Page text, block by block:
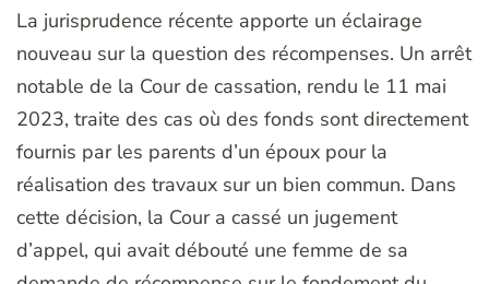
La jurisprudence récente apporte un éclairage
nouveau sur la question des récompenses. Un arrêt
notable de la Cour de cassation, rendu le 11 mai
2023, traite des cas où des fonds sont directement
fournis par les parents d’un époux pour la
réalisation des travaux sur un bien commun. Dans
cette décision, la Cour a cassé un jugement
d’appel, qui avait débouté une femme de sa